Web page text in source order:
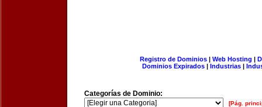
Registro de Dominios| Web Hosting |
Dominios Expirados | Industrias |
Categorías de Dominio:
[Pág.